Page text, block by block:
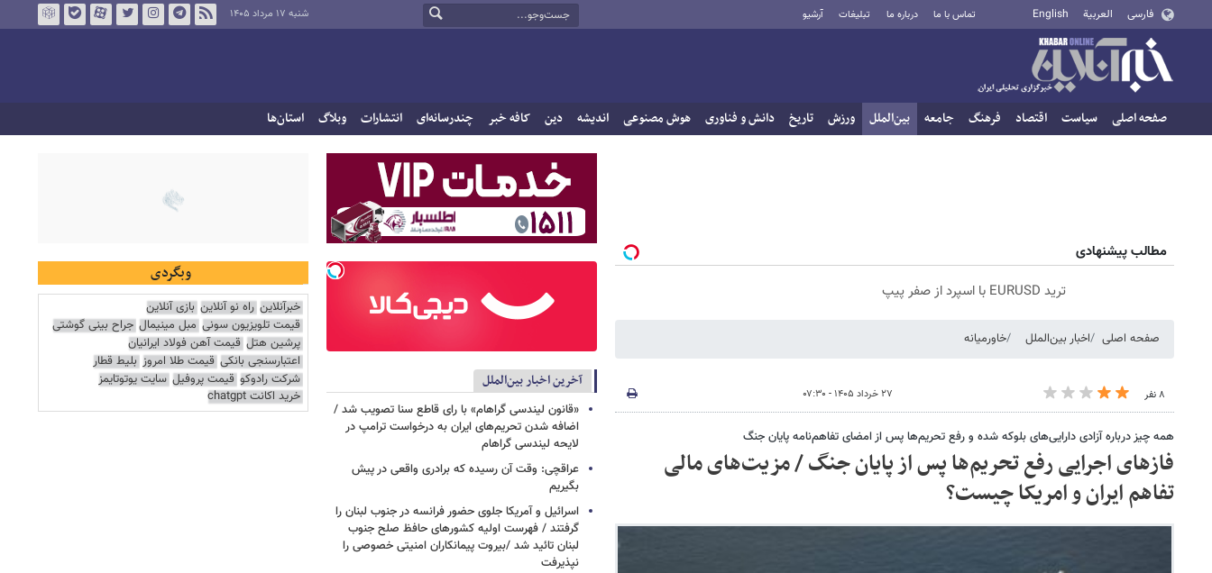
فارسی العربية English تماس با ما درباره ما تبلیغات آرشیو شنبه ۱۷ مرداد ۱۴۰۵
صفحه اصلی سیاست اقتصاد فرهنگ جامعه بین‌الملل ورزش تاریخ دانش و فناوری هوش مصنوعی اندیشه دین کافه خبر چندرسانه‌ای انتشارات وبلاگ استان‌ها
مطالب پیشنهادی
ترید EURUSD با اسپرد از صفر پیپ
صفحه اصلی اخبار بین‌الملل خاورمیانه
۸ نفر ۲۷ خرداد ۱۴۰۵ - ۰۷:۳۰
همه چیز درباره آزادی دارایی‌های بلوکه شده و رفع تحریم‌ها پس از امضای تفاهم‌نامه پایان جنگ
فازهای اجرایی رفع تحریم‌ها پس از پایان جنگ / مزیت‌های مالی
تفاهم ایران و امریکا چیست؟
آخرین اخبار بین‌الملل
«قانون لیندسی گراهام» با رای قاطع سنا تصویب شد /
اضافه شدن تحریم‌های ایران به درخواست ترامپ در
لایحه لیندسی گراهام
عراقچی: وقت آن رسیده که برادری واقعی در پیش
بگیریم
اسرائیل و آمریکا جلوی حضور فرانسه در جنوب لبنان را
گرفتند / فهرست اولیه کشورهای حافظ صلح جنوب
لبنان تائید شد /بیروت پیمانکاران امنیتی خصوصی را
نپذیرفت
وبگردی
خبرآنلاین راه نو آنلاین بازی آنلاین
قیمت تلویزیون سونی مبل مینیمال جراح بینی گوشتی
پرشین هتل قیمت آهن فولاد ایرانیان
اعتبارسنجی بانکی قیمت طلا امروز بلیط قطار
شرکت رادوکو قیمت پروفیل سایت یوتوتایمز
خرید اکانت chatgpt